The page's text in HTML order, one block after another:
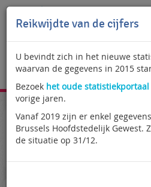
Reikwijdte van de cijfers
U bevindt zich in het nieuwe
waarvan de gegevens in 2015
Bezoek het oude statistiekportaal
vorige jaren.
Vanaf 2019 zijn er enkel
Brussels Hoofdstedelijk Gewest.
de situatie op 31/12.
NL
Statistiekportaal
Kinderen
Bilaterale overeenkomsten
Aantal rechthebbenden per